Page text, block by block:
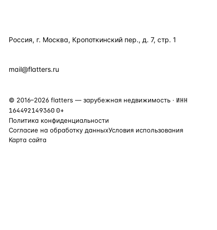
Россия, г. Москва, Кропоткинский пер., д. 7, стр. 1
mail@flatters.ru
© 2016–2026 flatters — зарубежная недвижимость · ИНН
164492149360 0+
Политика конфиденциальности
Согласие на обработку данныхУсловия использования
Карта сайта